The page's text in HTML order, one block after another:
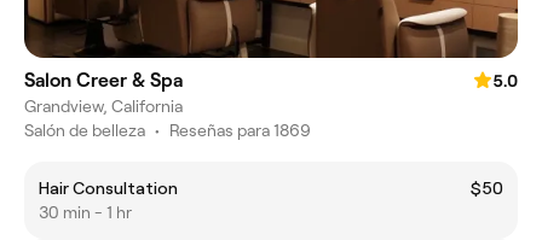
Salon Creer & Spa
5.0
Grandview, California
Salón de belleza • Reseñas para 1869
Hair Consultation
$50
30 min - 1 hr